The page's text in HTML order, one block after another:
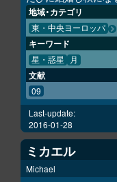
地域・カテゴリ
東・中央ヨーロッパ
キーワード
星・惑星 月
文献
09
Last-update:
2016-01-28
ミカエル
Michael